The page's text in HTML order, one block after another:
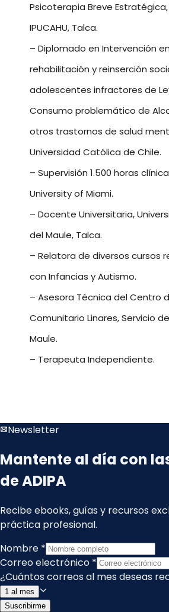
Psicoterapia Breve
IPUCAHU, Talca.
– Diplomado en Intervención
rehabilitación y reinserción
adolescentes infractores de
Consumo problemático de
otros trastornos de salud
Universidad Católica de Chile.
– Supervisión 1.500 horas
University of Miami.
– Docente Universitaria,
del Maule, Talca.
– Relatora de diversos cursos
con Infancias y Autismo.
– Asesora Técnica del Centro
Comunitario Linares, Servicio
Maule.
– Terapeuta Independiente.